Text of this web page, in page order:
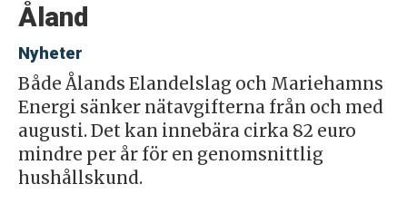
Åland
Nyheter
Både Ålands Elandelslag och Mariehamns
Energi sänker nätavgifterna från och med
augusti. Det kan innebära cirka 82 euro
mindre per år för en genomsnittlig
hushållskund.